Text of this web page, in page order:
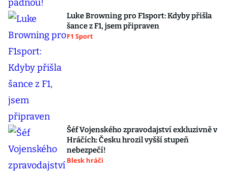
Luke Browning pro F1sport: Kdyby přišla
šance z F1, jsem připraven
F1 Sport
Šéf Vojenského zpravodajství exkluzivně v
Hráčích: Česku hrozil vyšší stupeň
nebezpečí!
Blesk hráči